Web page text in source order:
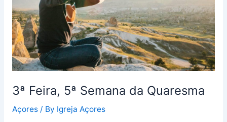
3ª Feira, 5ª Semana da Quaresma
Açores/ By Igreja Açores
Quaresma